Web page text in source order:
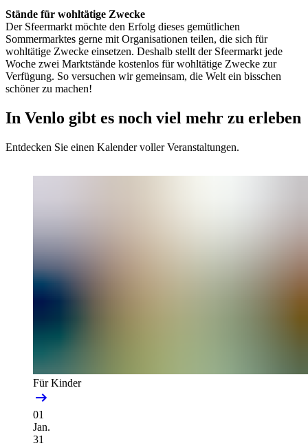
Stände für wohltätige Zwecke
Der Sfeermarkt möchte den Erfolg dieses gemütlichen
Sommermarktes gerne mit Organisationen teilen, die sich für
wohltätige Zwecke einsetzen. Deshalb stellt der Sfeermarkt jede
Woche zwei Marktstände kostenlos für wohltätige Zwecke zur
Verfügung. So versuchen wir gemeinsam, die Welt ein bisschen
schöner zu machen!
In Venlo gibt es noch viel mehr zu erleben
Entdecken Sie einen Kalender voller Veranstaltungen.
Für Kinder
01
Jan.
31